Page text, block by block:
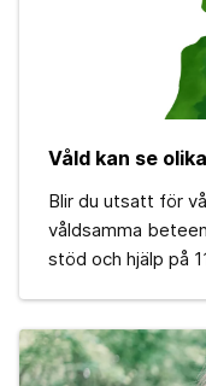
Våld kan se
Blir du utsatt för
våldsamma
stöd och hjälp på